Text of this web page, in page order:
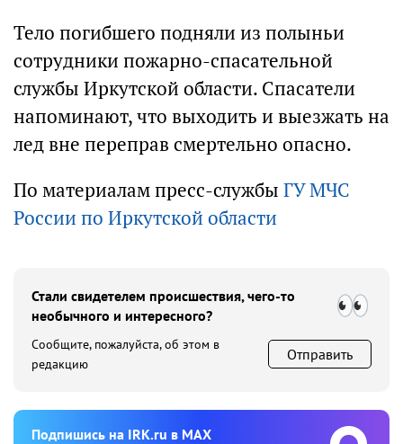
Тело погибшего подняли из полыньи
сотрудники пожарно-спасательной
службы Иркутской области. Спасатели
напоминают, что выходить и выезжать на
лед вне переправ смертельно опасно.
По материалам пресс-службы ГУ МЧС
России по Иркутской области
Стали свидетелем происшествия, чего-то
необычного и интересного?
Сообщите, пожалуйста, об этом в
редакцию
Отправить
Подпишиcь на IRK.ru в MAX